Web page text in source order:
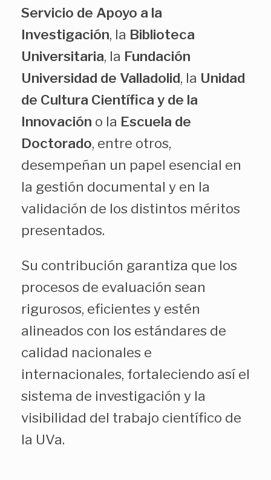
Servicio de Apoyo a la
Investigación, la Biblioteca
Universitaria, la Fundación
Universidad de Valladolid, la Unidad
de Cultura Científica y de la
Innovación o la Escuela de
Doctorado, entre otros,
desempeñan un papel esencial en
la gestión documental y en la
validación de los distintos méritos
presentados.
Su contribución garantiza que los
procesos de evaluación sean
rigurosos, eficientes y estén
alineados con los estándares de
calidad nacionales e
internacionales, fortaleciendo así el
sistema de investigación y la
visibilidad del trabajo científico de
la UVa.